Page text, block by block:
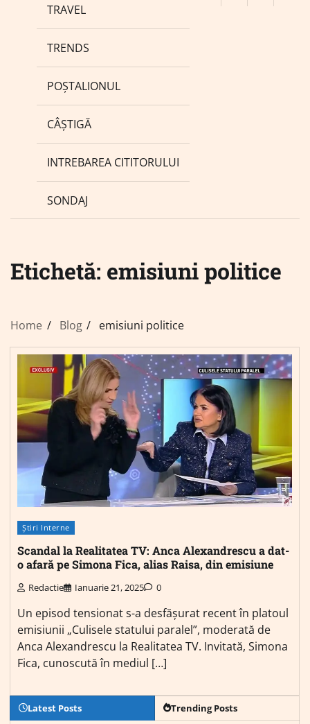
TRAVEL
TRENDS
POȘTALIONUL
CÂȘTIGĂ
INTREBAREA CITITORULUI
SONDAJ
Etichetă: emisiuni politice
Home Blog emisiuni politice
Știri Interne
Scandal la Realitatea TV: Anca Alexandrescu a dat-
o afară pe Simona Fica, alias Raisa, din emisiune
Redactie Ianuarie 21, 2025 0
Un episod tensionat s-a desfășurat recent în platoul
emisiunii „Culisele statului paralel”, moderată de
Anca Alexandrescu la Realitatea TV. Invitată, Simona
Fica, cunoscută în mediul […]
Latest Posts Trending Posts